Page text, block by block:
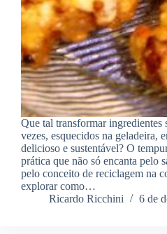
Que tal transformar ingredientes
vezes, esquecidos na geladeira,
delicioso e sustentável? O
prática que não só encanta pelo
pelo conceito de reciclagem na
explorar como…
Ricardo Ricchini
6 de